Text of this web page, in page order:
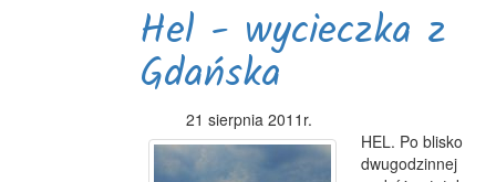
Hel - wycieczka z
Gdańska
21 sierpnia 2011r.
HEL. Po blisko
dwugodzinnej